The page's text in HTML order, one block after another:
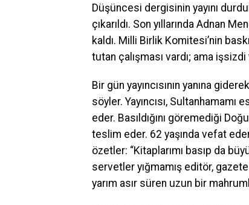
Düşüncesi dergisinin yayını
çıkarıldı. Son yıllarında Adnan
kaldı. Milli Birlik Komitesi’nin
tutan çalışması vardı; ama
Bir gün yayıncısının yanına
söyler. Yayıncısı,
eder. Basıldığını göremediği
teslim eder. 62 yaşında vefat
özetler: “Kitaplarımı basıp da
servetler yığmamış editör,
yarım asır süren uzun bir